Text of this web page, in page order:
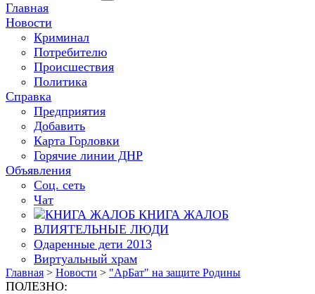
Главная
Новости
Криминал
Потребителю
Происшествия
Политика
Справка
Предприятия
Добавить
Карта Горловки
Горячие линии ДНР
Объявления
Соц. сеть
Чат
КНИГА ЖАЛОБ
ВЛИЯТЕЛЬНЫЕ ЛЮДИ
Одаренные дети 2013
Виртуальный храм
Главная > Новости > "АрБат" на защите Родины
ПОЛЕЗНО: